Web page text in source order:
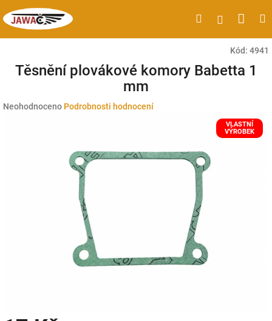
na
obsah
HledatPřihlášení
Kód: 4941
Těsnění plovákové komory Babetta 1
mm
Průměrné
Neohodnoceno Podrobnosti hodnocení
VLASTNÍ
VÝROBEK